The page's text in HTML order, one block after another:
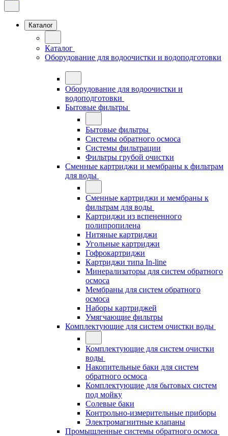
Каталог
Каталог
Оборудование для водоочистки и водоподготовки
Оборудование для водоочистки и
водоподготовки
Бытовые фильтры
Бытовые фильтры
Системы обратного осмоса
Системы фильтрации
Фильтры грубой очистки
Сменные картриджи и мембраны к фильтрам
для воды
Сменные картриджи и мембраны к
фильтрам для воды
Картриджи из вспененного
полипропилена
Нитяные картриджи
Угольные картриджи
Гофрокартриджи
Картриджи типа In-line
Минерализаторы для систем обратного
осмоса
Мембраны для систем обратного
осмоса
Наборы картриджей
Умягчающие фильтры
Комплектующие для систем очистки воды
Комплектующие для систем очистки
воды
Накопительные баки для систем
обратного осмоса
Комплектующие для бытовых систем
под мойку
Солевые баки
Контрольно-измерительные приборы
Электромагнитные клапаны
Промышленные системы обратного осмоса